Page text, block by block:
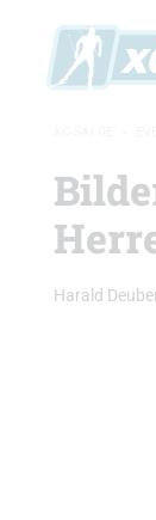
Harald